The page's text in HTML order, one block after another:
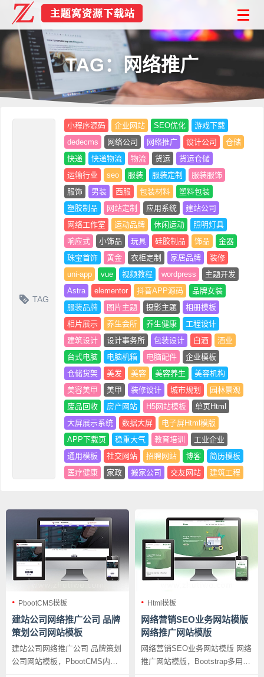
TAG：网络推广
TAG
小程序源码 企业网站 SEO优化
游戏下载
dedecms
网络公司 网络推广 设计公司
仓储
快递
快递物流 物流 货运
货运仓储
运输行业
seo 服装 服装定制
服装服饰
服饰
男装 西服 包装材料
塑料包装
塑胶制品
网站定制 应用系统
建站公司
网络工作室
运动品牌 休闲运动
照明灯具
响应式
小饰品 玩具 硅胶制品 饰品
金器
珠宝首饰
黄金 衣柜定制 家居品牌
装修
uni-app
vue 视频教程 wordpress
主题开发
Astra
elementor 抖音APP源码
品牌女装
服装品牌
图片主题 摄影主题
相册模板
相片展示
养生会所 养生健康
工程设计
建筑设计
设计事务所 包装设计 白酒
酒业
台式电脑
电脑机箱 电脑配件
企业模板
仓储货架
美发 美容 美容养生
美容机构
美容美甲
美甲 装修设计 城市规划
园林景观
废品回收
房产网站 H5网站模板
单页Html
大屏展示系统
数据大屏
电子屏Html模版
APP下载页
稳重大气 教育培训
工业企业
通用模板
社交网站 招聘网站 博客
简历模板
医疗健康
家政 搬家公司 交友网站 建筑工程
PbootCMS模板
建站公司网络推广公司 品牌
策划公司网站模板
建站公司网络推广公司 品牌策划
公司网站模板，PbootCMS内核
Html模板
网络营销SEO业务网站模版
网络推广网站模版
网络营销SEO业务网站模版 网络
推广网站模版，Bootstrap多用途